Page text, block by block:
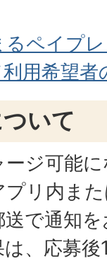
るペイプ
利用希望者
いて
ージ可能
プリ内ま
送で通知
は、応募